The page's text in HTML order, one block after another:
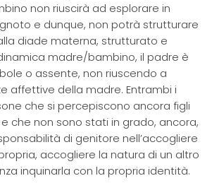
non riuscirà ad esplorare in
e dunque, non potrà strutturare
diade materna, strutturato e
madre/bambino, il padre è
o assente, non riuscendo a
affettive della madre. Entrambi i
che si percepiscono ancora figli
che non sono stati in grado, ancora,
di genitore nell’accogliere
accogliere la natura di un altro
inquinarla con la propria identità.